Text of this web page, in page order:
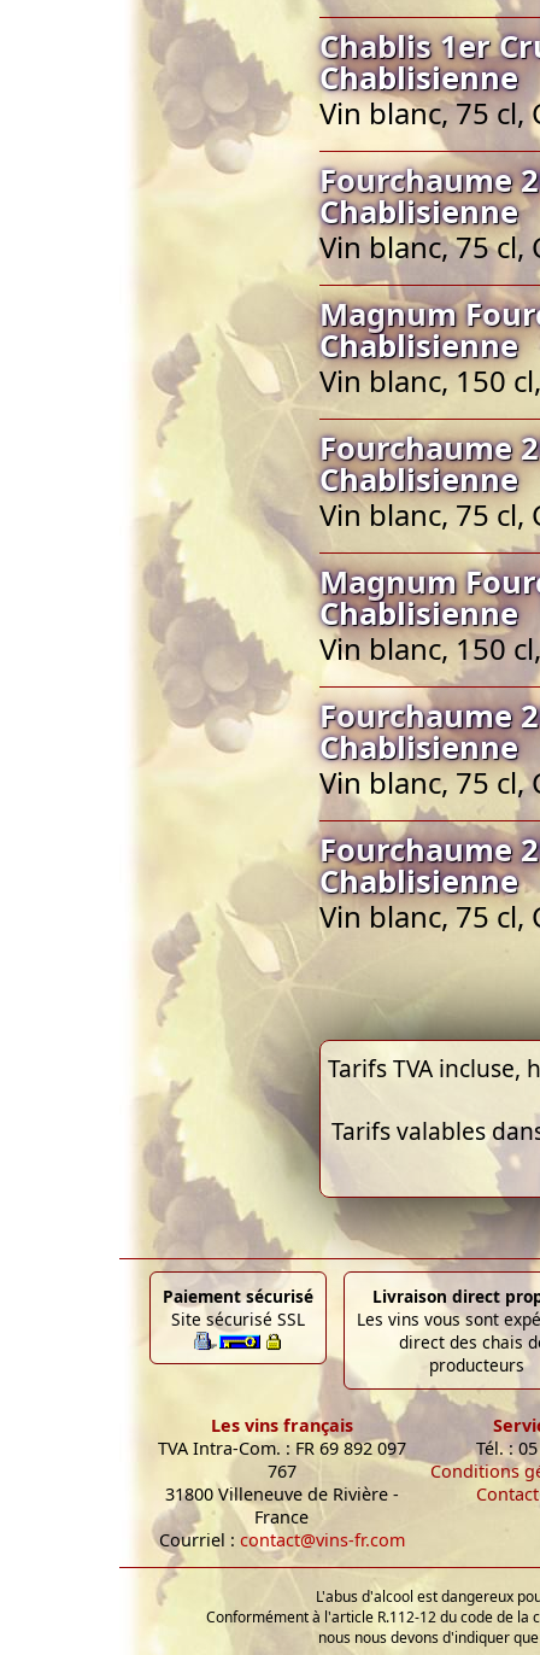
Chablis 1er
Chablisienne
Vin blanc, 75 cl,
Fourchaume
Chablisienne
Vin blanc, 75 cl,
Magnum
Chablisienne
Vin blanc, 150
Fourchaume
Chablisienne
Vin blanc, 75 cl,
Magnum
Chablisienne
Vin blanc, 150
Fourchaume
Chablisienne
Vin blanc, 75 cl,
Fourchaume
Chablisienne
Vin blanc, 75 cl,
Tarifs TVA
Tarifs valables
Paiement sécurisé
Site sécurisé SSL
Livraison direct
Les vins vous sont
direct des chais
producteurs
Les vins français
TVA Intra-Com. : FR 69 892 097
767
31800 Villeneuve de Rivière -
France
Courriel : contact@vins-fr.com
Tél. :
Conditions
Contact
L'abus d'alcool est dangereux
Conformément à l'article R.112-12 du code de la
nous nous devons d'indiquer